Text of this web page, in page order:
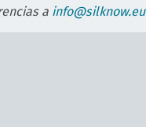
a info@silknow.eu